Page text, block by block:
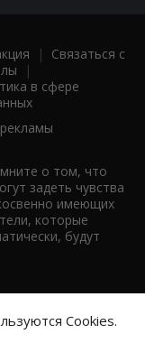
| Связаться с
|
в сфере
о том, что
задеть чувства
имеющих
которые
будут
Cookies.